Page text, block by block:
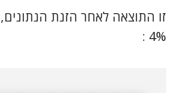
זו התוצאה לאחר הזנת
4% :